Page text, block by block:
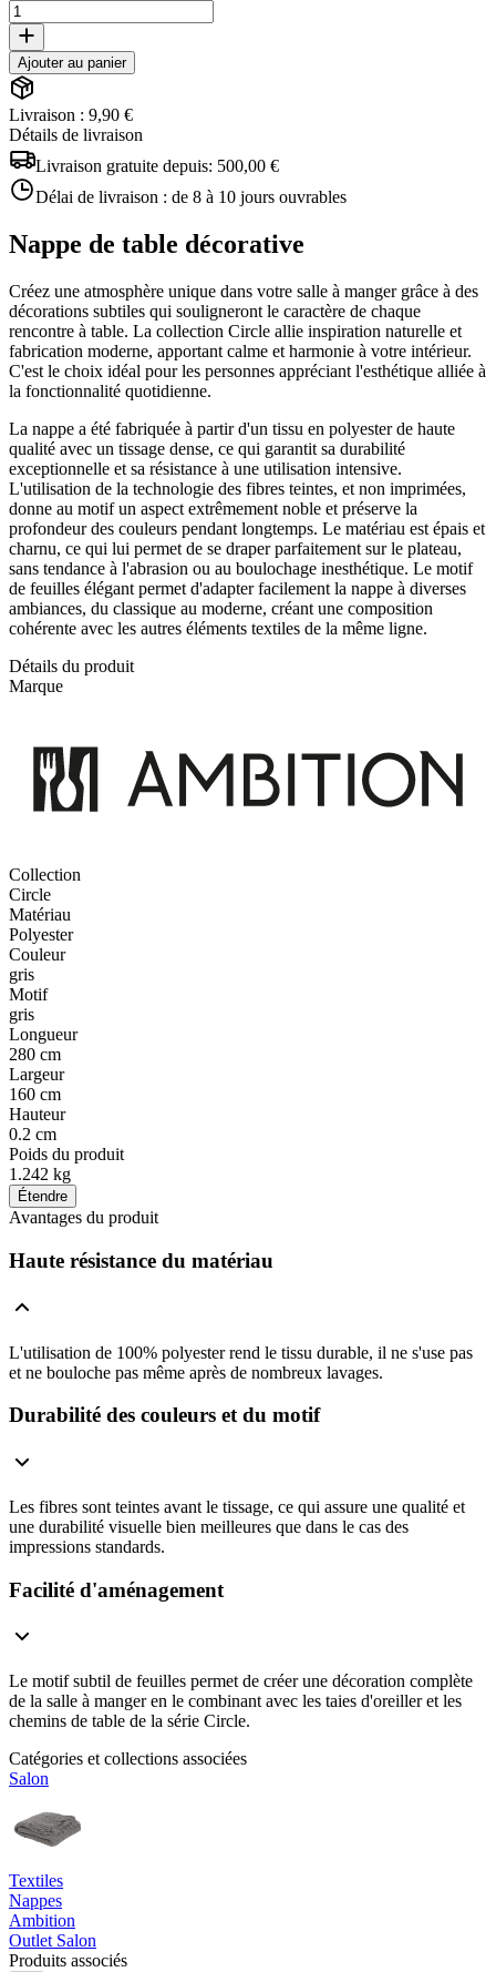
Ajouter au panier
Livraison : 9,90 €
Détails de livraison
Livraison gratuite depuis: 500,00 €
Délai de livraison : de 8 à 10 jours ouvrables
Nappe de table décorative
Créez une atmosphère unique dans votre salle à manger grâce à des
décorations subtiles qui souligneront le caractère de chaque
rencontre à table. La collection Circle allie inspiration naturelle et
fabrication moderne, apportant calme et harmonie à votre intérieur.
C'est le choix idéal pour les personnes appréciant l'esthétique alliée à
la fonctionnalité quotidienne.
La nappe a été fabriquée à partir d'un tissu en polyester de haute
qualité avec un tissage dense, ce qui garantit sa durabilité
exceptionnelle et sa résistance à une utilisation intensive.
L'utilisation de la technologie des fibres teintes, et non imprimées,
donne au motif un aspect extrêmement noble et préserve la
profondeur des couleurs pendant longtemps. Le matériau est épais et
charnu, ce qui lui permet de se draper parfaitement sur le plateau,
sans tendance à l'abrasion ou au boulochage inesthétique. Le motif
de feuilles élégant permet d'adapter facilement la nappe à diverses
ambiances, du classique au moderne, créant une composition
cohérente avec les autres éléments textiles de la même ligne.
Détails du produit
Marque
Collection
Circle
Matériau
Polyester
Couleur
gris
Motif
gris
Longueur
280 cm
Largeur
160 cm
Hauteur
0.2 cm
Poids du produit
1.242 kg
Étendre
Avantages du produit
Haute résistance du matériau
L'utilisation de 100% polyester rend le tissu durable, il ne s'use pas
et ne bouloche pas même après de nombreux lavages.
Durabilité des couleurs et du motif
Les fibres sont teintes avant le tissage, ce qui assure une qualité et
une durabilité visuelle bien meilleures que dans le cas des
impressions standards.
Facilité d'aménagement
Le motif subtil de feuilles permet de créer une décoration complète
de la salle à manger en le combinant avec les taies d'oreiller et les
chemins de table de la série Circle.
Catégories et collections associées
Salon
Textiles
Nappes
Ambition
Outlet Salon
Produits associés